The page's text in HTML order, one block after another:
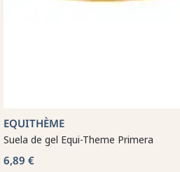
EQUITHÈME
Suela de gel Equi-Theme Primera
6,89 €